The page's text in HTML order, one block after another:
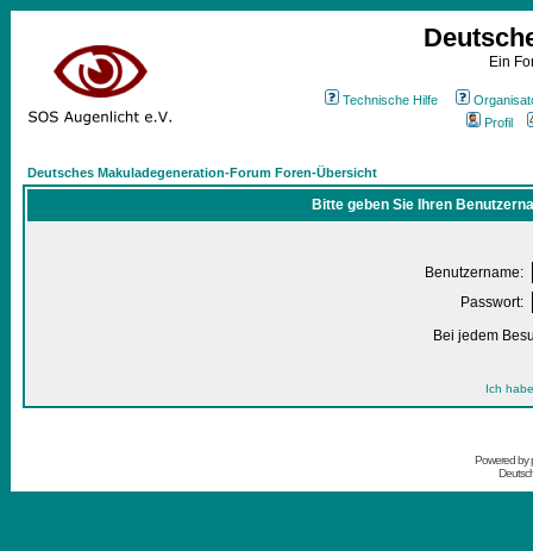
Ein
Technische Hilfe
Profil
Deutsches Makuladegeneration-Forum Foren-Übersicht
Bitte geben Sie Ihren
Benutzername:
Passwort:
Bei jedem
Ich
Powered by